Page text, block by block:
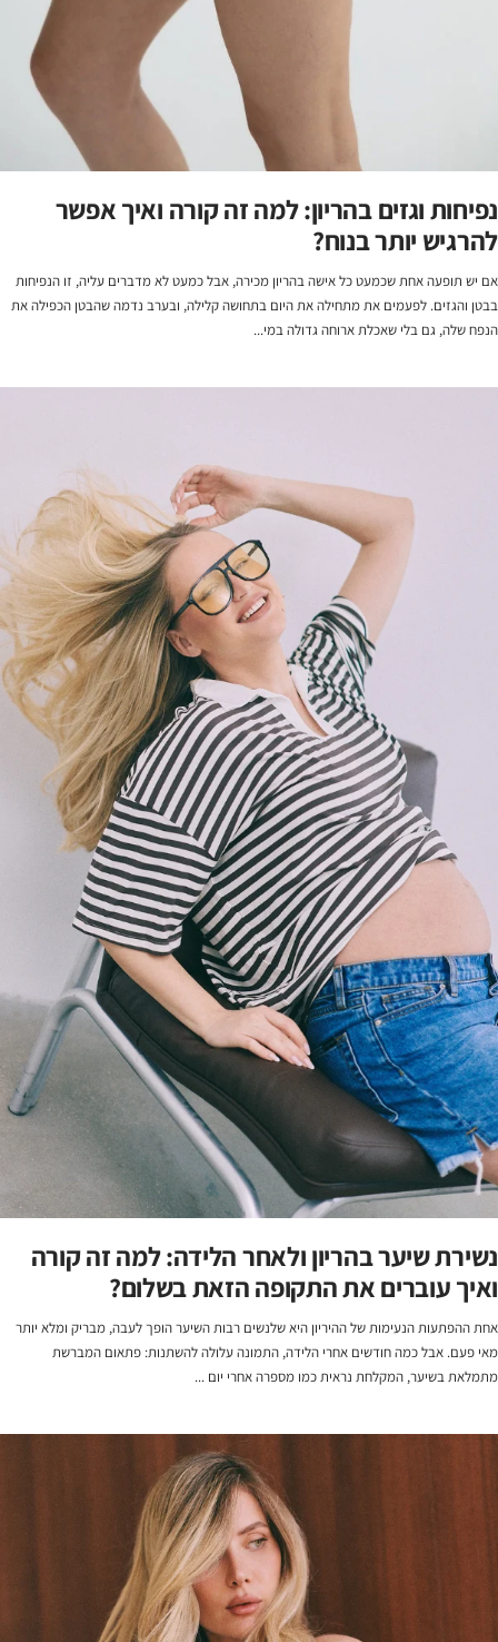
נפיחות וגזים בהריון: למה זה קורה ואיך אפשר
להרגיש יותר בנוח?
אם יש תופעה אחת שכמעט כל אישה בהריון מכירה, אבל כמעט לא מדברים עליה, זו הנפיחות
בבטן והגזים. לפעמים את מתחילה את היום בתחושה קלילה, ובערב נדמה שהבטן הכפילה את
הנפח שלה, גם בלי שאכלת ארוחה גדולה במי...
נשירת שיער בהריון ולאחר הלידה: למה זה קורה
ואיך עוברים את התקופה הזאת בשלום?
אחת ההפתעות הנעימות של ההיריון היא שלנשים רבות השיער הופך לעבה, מבריק ומלא יותר
מאי פעם. אבל כמה חודשים אחרי הלידה, התמונה עלולה להשתנות: פתאום המברשת
מתמלאת בשיער, המקלחת נראית כמו מספרה אחרי יום ...